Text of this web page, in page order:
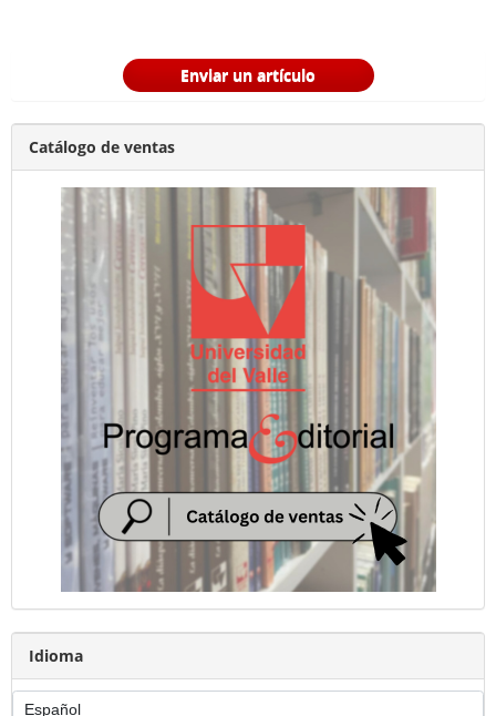
Enviar un artículo
Catálogo de ventas
Idioma